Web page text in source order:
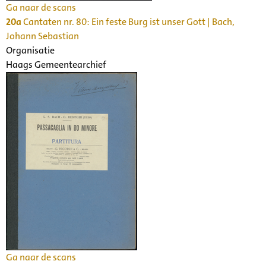
Ga naar de scans
20aCantaten nr. 80: Ein feste Burg ist unser Gott | Bach,
Johann Sebastian
Organisatie
Haags Gemeentearchief
Ga naar de scans